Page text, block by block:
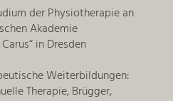
der Physiotherapie an
Akademie
in Dresden
Weiterbildungen:
Therapie, Brügger,